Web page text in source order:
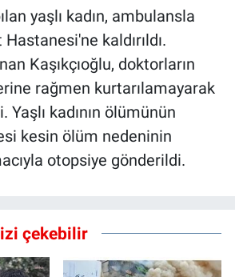
yaşlı kadın, ambulansla
kaldırıldı.
Kaşıkçıoğlu, doktorların
rağmen kurtarılamayarak
Yaşlı kadının ölümünün
kesin ölüm nedeninin
otopsiye gönderildi.
çekebilir